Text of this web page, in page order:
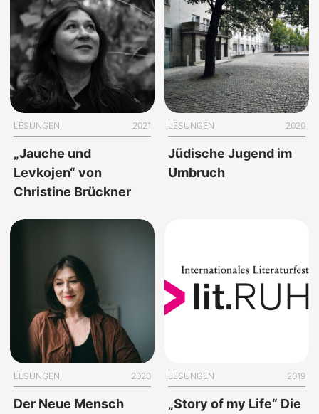
LESUNGEN 2021
„Jauche und
Levkojen“ von
Christine Brückner
LESUNGEN 2020
Jüdische Jugend im
Umbruch
LESUNGEN 2020
Der Neue Mensch
LESUNGEN 2019
„Story of my Life“ Die